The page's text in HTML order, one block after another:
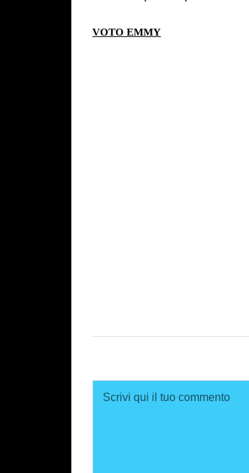
VOTO EMMY